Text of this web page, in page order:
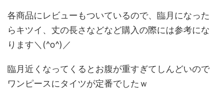
各商品にレビューもついているので、臨月になった
らキツイ、丈の長さなどなど購入の際には参考にな
ります＼(^o^)／
臨月近くなってくるとお腹が重すぎてしんどいので
ワンピースにタイツが定番でしたｗ